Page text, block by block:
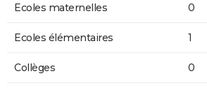
Ecoles maternelles 0
Ecoles élémentaires 1
Collèges 0